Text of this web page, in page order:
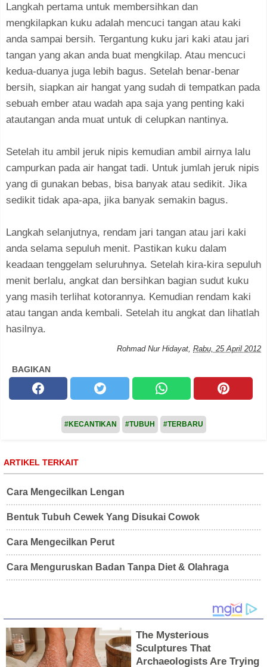
Langkah pertama untuk membersihkan dan
mengkilapkan kuku adalah mencuci tangan atau kaki
anda sampai bersih. Tergantung kuku jari kaki atau jari
tangan yang akan anda buat mengkilap. Atau mencuci
kedua-duanya juga lebih bagus. Setelah benar-benar
bersih, siapkan air hangat yang sudah di tempatkan pada
sebuah ember atau wadah apa saja yang penting kaki
atautangan anda muat untuk di celupkan nantinya.
Setelah itu ambil jeruk nipis kemudian ambil airnya lalu
campurkan pada air hangat tadi. Untuk jumlah jeruk nipis
yang di gunakan bebas, bisa banyak atau sedikit. Jika
sedikit tidak apa-apa, jika banyak semakin bagus.
Langkah selanjutnya, rendam jari tangan atau jari kaki
anda selama sepuluh menit. Pastikan kuku dalam
keadaan tenggelam seluruhnya. Setelah kira-kira sepuluh
menit berlalu, angkat dan bersihkan bagian sudut kuku
yang masih terlihat kotorannya. Kemudian rendam kaki
atau tangan anda kembali. Setelah itu angkat dan lihatlah
hasilnya.
Rohmad Nur Hidayat, Rabu, 25 April 2012
BAGIKAN
#KECANTIKAN #TUBUH #TERBARU
ARTIKEL TERKAIT
Cara Mengecilkan Lengan
Bentuk Tubuh Cewek Yang Disukai Cowok
Cara Mengecilkan Perut
Cara Menguruskan Badan Tanpa Diet & Olahraga